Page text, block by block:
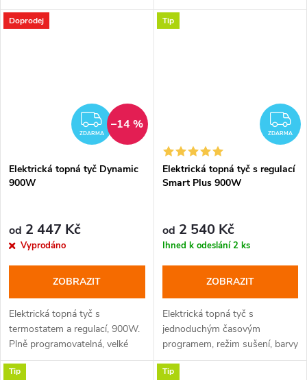
teploty, režim boost, barva
bílá/lesklý chrom, protimrazová
otevřeného okna, režim sušení,
možnost dálkové ovládání,
Doprodej
ZDARMA
ZDARMA
–14 %
Elektrická topná tyč Dynamic
900W
od 2 447 Kč
Vyprodáno
ZOBRAZIT
Elektrická topná tyč s
termostatem a regulací, 900W.
Plně programovatelná, velké
množství topných programů.
Standard Eco-design. Barvy bílá
Tip
ZDARMA
Elektrická topná tyč s regulací
Smart Plus 900W
od 2 540 Kč
Ihned k odeslání2 ks
ZOBRAZIT
Elektrická topná tyč s
jednoduchým časovým
programem, režim sušení, barvy
bílá/lesklý chrom, 900W,
protimrazová ochrana
Tip Tip